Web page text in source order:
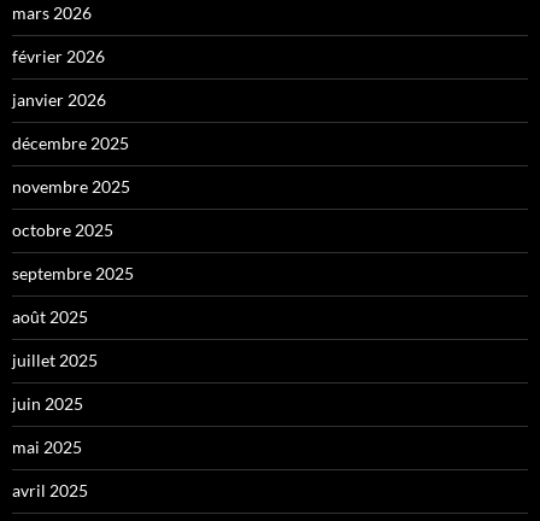
mars 2026
février 2026
janvier 2026
décembre 2025
novembre 2025
octobre 2025
septembre 2025
août 2025
juillet 2025
juin 2025
mai 2025
avril 2025